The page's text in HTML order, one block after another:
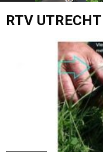
RTV UTRECHT